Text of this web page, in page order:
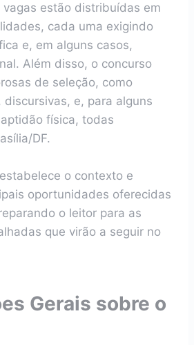
estão distribuídas em
cada uma exigindo
e, em alguns casos,
Além disso, o concurso
de seleção, como
e, para alguns
física, todas
DF.
o contexto e
oportunidades oferecidas
o leitor para as
que virão a seguir no
Gerais sobre o